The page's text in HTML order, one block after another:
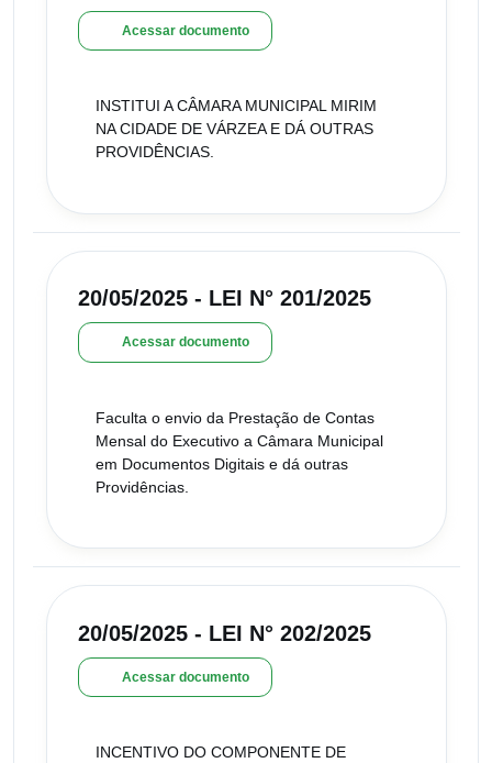
Acessar documento
INSTITUI A CÂMARA MUNICIPAL MIRIM
NA CIDADE DE VÁRZEA E DÁ OUTRAS
PROVIDÊNCIAS.
20/05/2025 - LEI N° 201/2025
Acessar documento
Faculta o envio da Prestação de Contas
Mensal do Executivo a Câmara Municipal
em Documentos Digitais e dá outras
Providências.
20/05/2025 - LEI N° 202/2025
Acessar documento
INCENTIVO DO COMPONENTE DE